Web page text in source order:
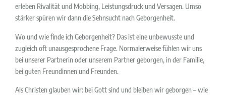
erleben Rivalität und Mobbing, Leistungsdruck und Versagen. Umso
stärker spüren wir dann die Sehnsucht nach Geborgenheit.
Wo und wie finde ich Geborgenheit? Das ist eine unbewusste und
zugleich oft unausgesprochene Frage. Normalerweise fühlen wir uns
bei unserer Partnerin oder unserem Partner geborgen, in der Familie,
bei guten Freundinnen und Freunden.
Als Christen glauben wir: bei Gott sind und bleiben wir geborgen – wie